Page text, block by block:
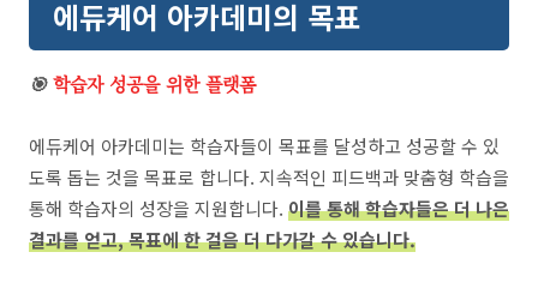
에듀케어 아카데미의 목표
🎯학습자 성공을 위한 플랫폼
에듀케어 아카데미는 학습자들이 목표를 달성하고 성공할 수 있
도록 돕는 것을 목표로 합니다. 지속적인 피드백과 맞춤형 학습을
통해 학습자의 성장을 지원합니다. 이를 통해 학습자들은 더 나은
결과를 얻고, 목표에 한 걸음 더 다가갈 수 있습니다.